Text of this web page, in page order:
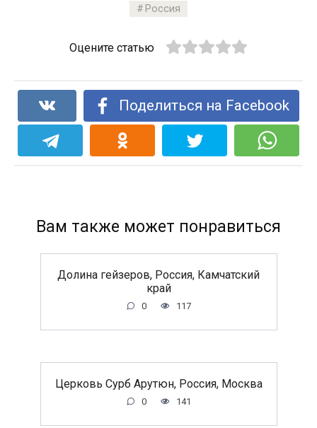
Россия
Оцените статью
Поделиться на Facebook
Вам также может понравиться
Долина гейзеров, Россия, Камчатский
край
0 117
Церковь Сурб Арутюн, Россия, Москва
0 141